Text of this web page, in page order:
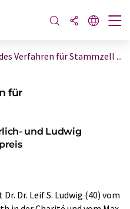
Verfahren für Stammzell ...
für
und Ludwig
Dr. Leif S. Ludwig (40) vom